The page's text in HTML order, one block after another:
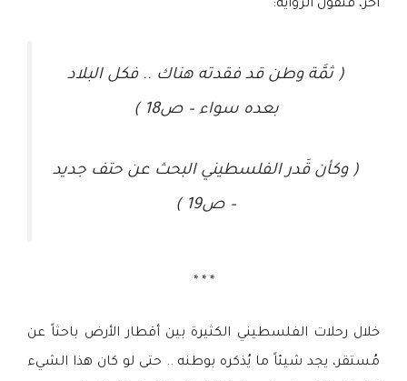
آخر، فتقول الرواية:
( ثمَّة وطن قد فقدته هناك .. فكل البلاد
بعده سواء – ص18 )
( وكأن قَدر الفلسطيني البحث عن حتف جديد
– ص19 )
* * *
خلال رحلات الفلسطيني الكثيرة بين أقطار الأرض باحثاً عن
مُستقر، يجد شيئاً ما يُذكره بوطنه .. حتى لو كان هذا الشيء